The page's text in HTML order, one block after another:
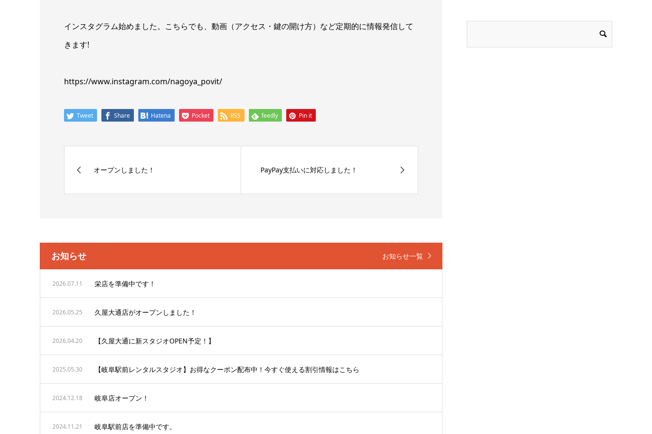
インスタグラム始めました。こちらでも、動画（アクセス・鍵の開け方）など定期的に情報発信して
きます!
https://www.instagram.com/nagoya_povit/
Tweet Share Hatena Pocket RSS feedly Pin it
オープンしました！ PayPay支払いに対応しました！
お知らせ お知らせ一覧
2026.07.11 栄店を準備中です！
2026.05.25 久屋大通店がオープンしました！
2026.04.20 【久屋大通に新スタジオOPEN予定！】
2025.05.30 【岐阜駅前レンタルスタジオ】お得なクーポン配布中！今すぐ使える割引情報はこちら
2024.12.18 岐阜店オープン！
2024.11.21 岐阜駅前店を準備中です。